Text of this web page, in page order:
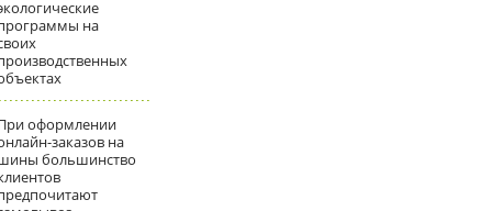
на
оформлении
заказов на
большинство